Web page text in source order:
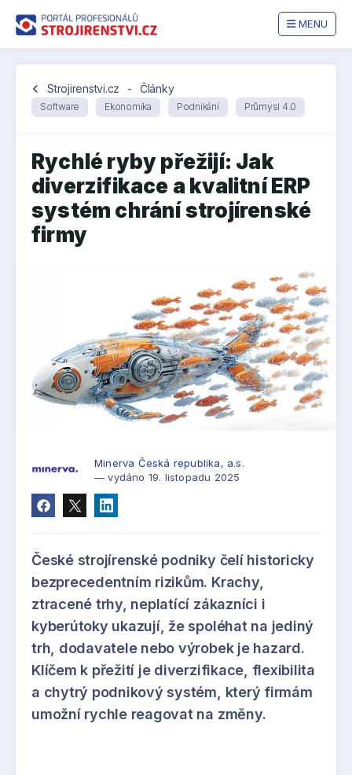
MENU
chevron_left Strojirenstvi.cz - Články
Software Ekonomika Podnikání Průmysl 4.0
Rychlé ryby přežijí: Jak
diverzifikace a kvalitní ERP
systém chrání strojírenské
firmy
Minerva Česká republika, a.s.
— vydáno 19. listopadu 2025
České strojírenské podniky čelí historicky
bezprecedentním rizikům. Krachy,
ztracené trhy, neplatící zákazníci i
kyberútoky ukazují, že spoléhat na jediný
trh, dodavatele nebo výrobek je hazard.
Klíčem k přežití je diverzifikace, flexibilita
a chytrý podnikový systém, který firmám
umožní rychle reagovat na změny.